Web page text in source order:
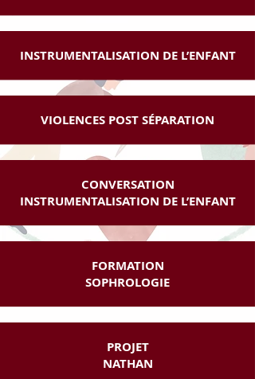
INSTRUMENTALISATION DE L’ENFANT
VIOLENCES POST SÉPARATION
CONVERSATION
INSTRUMENTALISATION DE L’ENFANT
FORMATION
SOPHROLOGIE
PROJET
NATHAN